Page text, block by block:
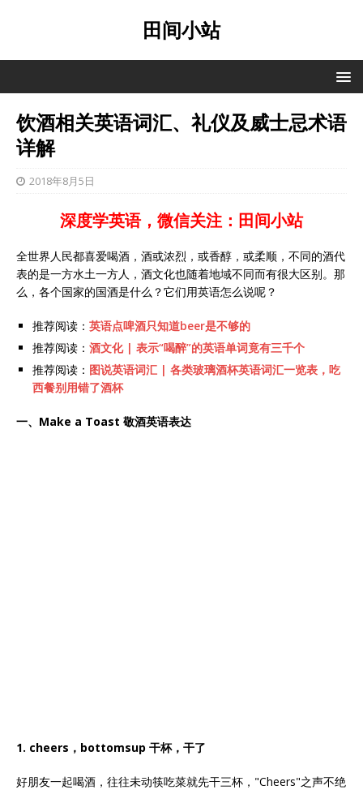
田间小站
饮酒相关英语词汇、礼仪及威士忌术语
详解
2018年8月5日
深度学英语，微信关注：田间小站
全世界人民都喜爱喝酒，酒或浓烈，或香醇，或柔顺，不同的酒代
表的是一方水土一方人，酒文化也随着地域不同而有很大区别。那
么，各个国家的国酒是什么？它们用英语怎么说呢？
推荐阅读： 英语点啤酒只知道beer是不够的
推荐阅读： 酒文化 | 表示“喝醉”的英语单词竟有三千个
推荐阅读： 图说英语词汇 | 各类玻璃酒杯英语词汇一览表，吃
西餐别用错了酒杯
一、Make a Toast 敬酒英语表达
1. cheers ，bottomsup 干杯，干了
好朋友一起喝酒，往往未动筷吃菜就先干三杯，"Cheers"之声不绝